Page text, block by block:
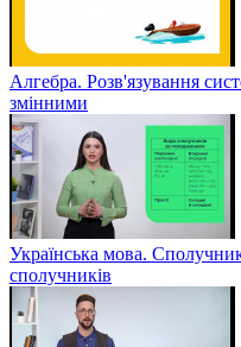
Алгебра. Розв'язування
змінними
Українська мова.
сполучників